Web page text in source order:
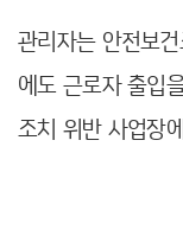
관리자는 안전보
에도 근로자 출입
조치 위반 사업장